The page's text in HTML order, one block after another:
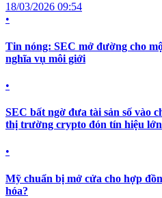
18/03/2026 09:54
•
Tin nóng: SEC mở đường cho
nghĩa vụ môi giới
•
SEC bất ngờ đưa tài sản số vào
thị trường crypto đón tín hiệu lớn
•
Mỹ chuẩn bị mở cửa cho hợp
hóa?